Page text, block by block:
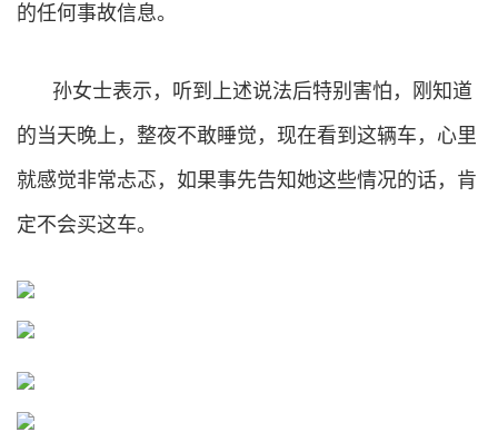
的任何事故信息。
孙女士表示，听到上述说法后特别害怕，刚知道
的当天晚上，整夜不敢睡觉，现在看到这辆车，心里
就感觉非常忐忑，如果事先告知她这些情况的话，肯
定不会买这车。